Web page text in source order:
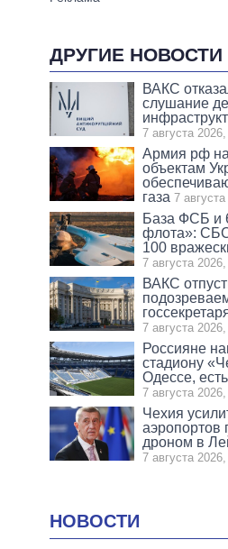
ДРУГИЕ
ВАКС
слушание
7 августа
Армия рф
объектам
газа 7
База ФСБ и
флота»:
100
7 августа
ВАКС
7 августа
Россияне
стадиону
Одессе,
7 августа
Чехия
аэропортов
дроном в
7 августа
НОВОСТИ